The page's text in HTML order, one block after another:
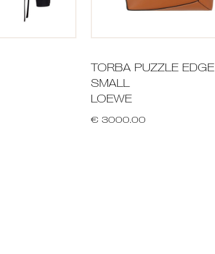
TORBA PUZZLE EDGE
SMALL
LOEWE
€ 3000.00